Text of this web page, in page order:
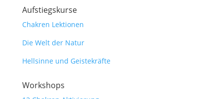
Aufstiegskurse
Chakren Lektionen
Die Welt der Natur
Hellsinne und Geistekräfte
Workshops